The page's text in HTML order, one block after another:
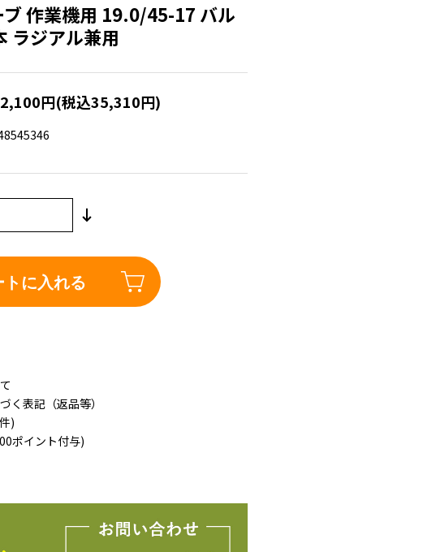
ブ 作業機用 19.0/45-17 バル
ラジアル兼用
円(税込35,310円)
トに入れる
く表記（返品等）
)
ポイント付与)